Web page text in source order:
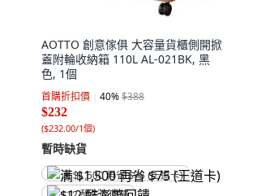
AOTTO 創意傢俱 大容量貨櫃側開掀
蓋附輪收納箱 110L AL-021BK, 黑
色, 1個
首購折扣價 40%$388
$232
($232.00/1個)
暫時缺貨
满 $1,500 再省 $75 (王道卡)